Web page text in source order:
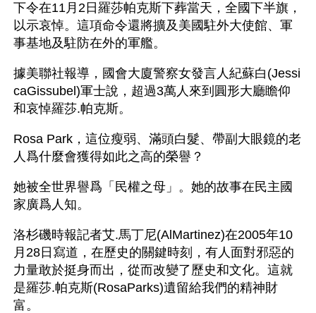
下令在11月2日羅莎帕克斯下葬當天，全國下半旗，
以示哀悼。這項命令還將擴及美國駐外大使館、軍
事基地及駐防在外的軍艦。
據美聯社報導，國會大廈警察女發言人紀蘇白(Jessi
caGissubel)軍士說，超過3萬人來到圓形大廳瞻仰
和哀悼羅莎.帕克斯。
Rosa Park，這位瘦弱、滿頭白髮、帶副大眼鏡的老
人爲什麼會獲得如此之高的榮譽？
她被全世界譽爲「民權之母」。她的故事在民主國
家廣爲人知。
洛杉磯時報記者艾.馬丁尼(AlMartinez)在2005年10
月28日寫道，在歷史的關鍵時刻，有人面對邪惡的
力量敢於挺身而出，從而改變了歷史和文化。這就
是羅莎.帕克斯(RosaParks)遺留給我們的精神財
富。